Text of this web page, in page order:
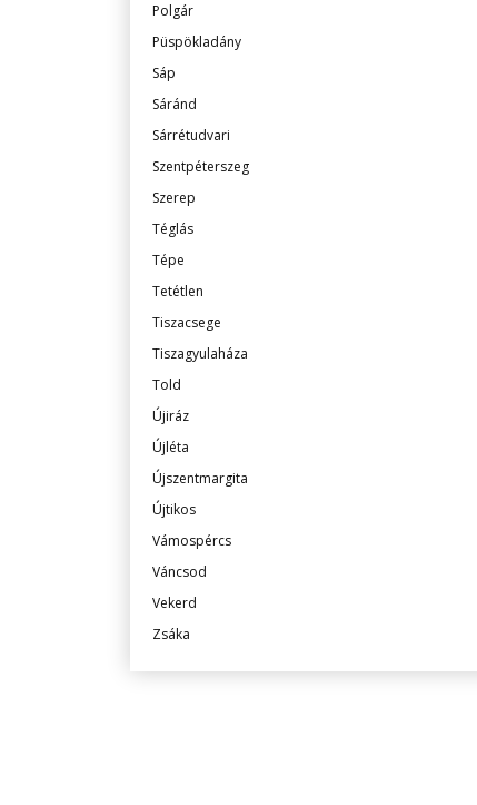
Polgár
Püspökladány
Sáp
Sáránd
Sárrétudvari
Szentpéterszeg
Szerep
Téglás
Tépe
Tetétlen
Tiszacsege
Tiszagyulaháza
Told
Újiráz
Újléta
Újszentmargita
Újtikos
Vámospércs
Váncsod
Vekerd
Zsáka